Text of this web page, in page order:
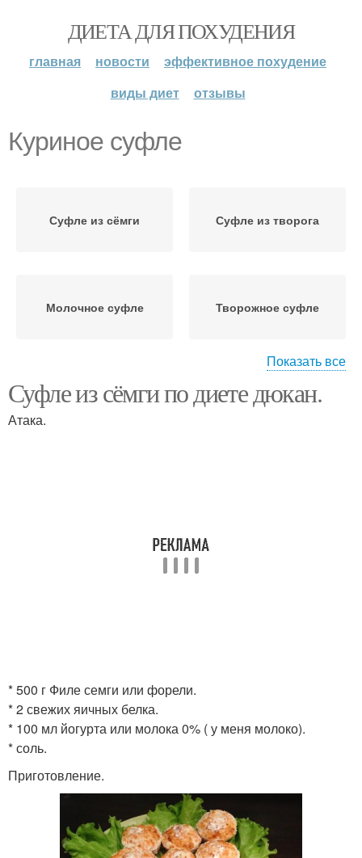
ДИЕТА ДЛЯ ПОХУДЕНИЯ
главная новости
эффективное похудение
виды диет
отзывы
Куриное суфле
Суфле из сёмги Суфле из творога
Молочное суфле Творожное суфле
Нежное суфле Лимонное суфле
Показать все
Суфле из сёмги по диете дюкан.
Атака.
* 500 г Филе семги или форели.
* 2 свежих яичных белка.
* 100 мл йогурта или молока 0% ( у меня молоко).
* соль.
Приготовление.